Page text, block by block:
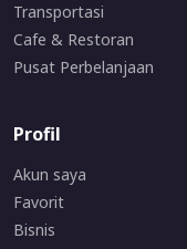
Transportasi
Cafe & Restoran
Pusat Perbelanjaan
Profil
Akun saya
Favorit
Bisnis